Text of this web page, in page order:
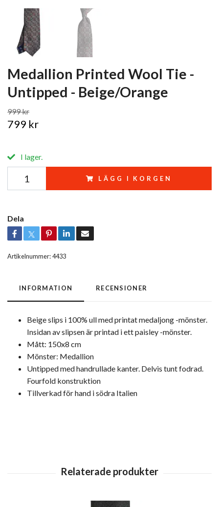
Medallion Printed Wool Tie -
Untipped - Beige/Orange
999 kr
799 kr
I lager.
LÄGG I KORGEN
Dela
Artikelnummer:4433
INFORMATION RECENSIONER
Beige slips i 100% ull med printat medaljong -mönster.
Insidan av slipsen är printad i ett paisley -mönster.
Mått: 150x8 cm
Mönster: Medallion
Untipped med handrullade kanter. Delvis tunt fodrad.
Fourfold konstruktion
Tillverkad för hand i södra Italien